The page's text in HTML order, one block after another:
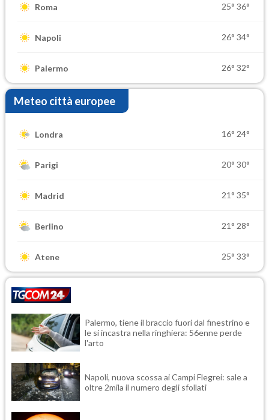
Roma 25° 36°
Napoli 26° 34°
Palermo 26° 32°
Meteo città europee
Londra 16° 24°
Parigi 20° 30°
Madrid 21° 35°
Berlino 21° 28°
Atene 25° 33°
Palermo, tiene il braccio fuori dal finestrino e
le si incastra nella ringhiera: 56enne perde
l'arto
Napoli, nuova scossa ai Campi Flegrei: sale a
oltre 2mila il numero degli sfollati